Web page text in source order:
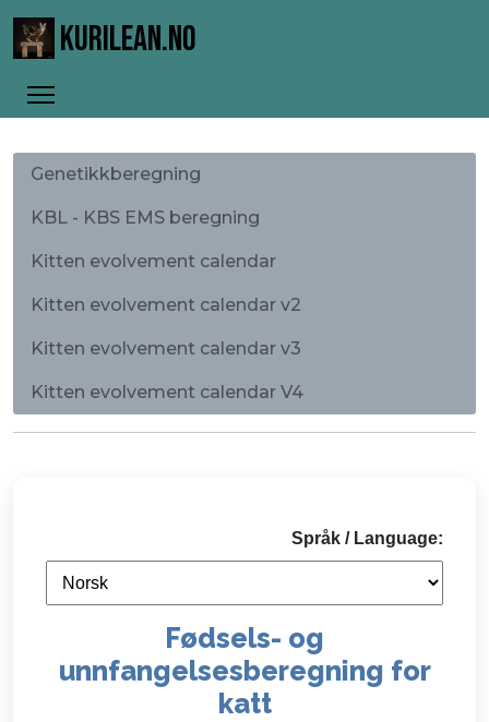
KURILEAN.NO
Genetikkberegning
KBL - KBS EMS beregning
Kitten evolvement calendar
Kitten evolvement calendar v2
Kitten evolvement calendar v3
Kitten evolvement calendar V4
Språk / Language:
Fødsels- og
unnfangelsesberegning for
katt